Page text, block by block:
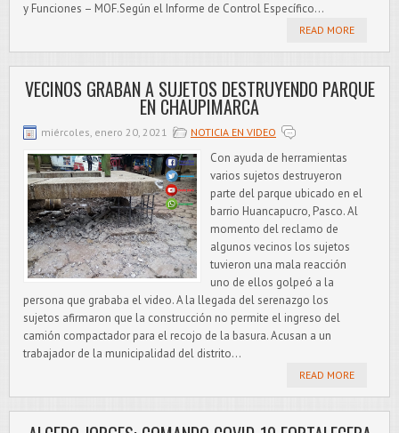
y Funciones – MOF.Según el Informe de Control Específico...
READ MORE
VECINOS GRABAN A SUJETOS DESTRUYENDO PARQUE
EN CHAUPIMARCA
miércoles, enero 20, 2021 NOTICIA EN VIDEO
Con ayuda de herramientas
varios sujetos destruyeron
parte del parque ubicado en el
barrio Huancapucro, Pasco. Al
momento del reclamo de
algunos vecinos los sujetos
tuvieron una mala reacción
uno de ellos golpeó a la
persona que grababa el video. A la llegada del serenazgo los
sujetos afirmaron que la construcción no permite el ingreso del
camión compactador para el recojo de la basura. Acusan a un
trabajador de la municipalidad del distrito...
READ MORE